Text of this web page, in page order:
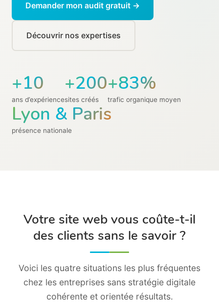
Demander mon audit gratuit →
Découvrir nos expertises
+10
ans d’expérience
+200
sites créés
+83%
trafic organique moyen
Lyon & Paris
présence nationale
Votre site web vous coûte-t-il
des clients sans le savoir ?
Voici les quatre situations les plus fréquentes
chez les entreprises sans stratégie digitale
cohérente et orientée résultats.